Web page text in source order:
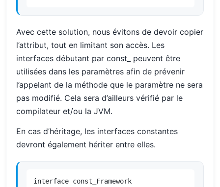
Avec cette solution, nous évitons de devoir copier
l’attribut, tout en limitant son accès. Les
interfaces débutant par const_ peuvent être
utilisées dans les paramètres afin de prévenir
l’appelant de la méthode que le paramètre ne sera
pas modifié. Cela sera d’ailleurs vérifié par le
compilateur et/ou la JVM.
En cas d’héritage, les interfaces constantes
devront également hériter entre elles.
interface const_Framework